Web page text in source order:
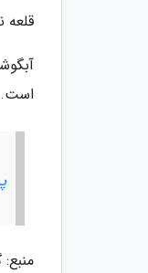
قلعه
است.